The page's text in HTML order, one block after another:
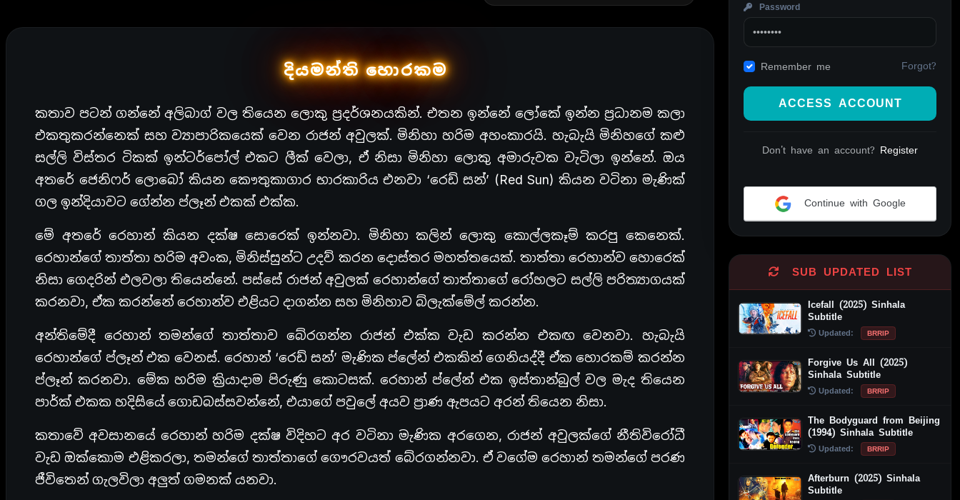
දියමන්ති හොරකම
කතාව පටන් ගන්නේ අලිබාග් වල තියෙන ලොකු ප්‍රදර්ශනයකින්. එතන ඉන්නේ ලෝකේ ඉන්න ප්‍රධානම කලා
එකතුකරන්නෙක් සහ ව්‍යාපාරිකයෙක් වෙන රාජන් අවුලක්. මිනිහා හරිම අහංකාරයි. හැබැයි මිනිහගේ කළු
සල්ලි විස්තර ටිකක් ඉන්ටර්පෝල් එකට ලීක් වෙලා, ඒ නිසා මිනිහා ලොකු අමාරුවක වැටිලා ඉන්නේ. ඔය
අතරේ ජෙනිෆර් ලොබෝ කියන කෞතුකාගාර භාරකාරිය එනවා ‘රෙඩ් සන්’ (Red Sun) කියන වටිනා මැණික්
ගල ඉන්දියාවට ගේන්න ප්ලෑන් එකක් එක්ක.
මේ අතරේ රෙහාන් කියන දක්ෂ සොරෙක් ඉන්නවා. මිනිහා කලින් ලොකු කොල්ලකෑම් කරපු කෙනෙක්.
රෙහාන්ගේ තාත්තා හරිම අවංක, මිනිස්සුන්ට උදව් කරන දොස්තර මහත්තයෙක්. තාත්තා රෙහාන්ව හොරෙක්
නිසා ගෙදරින් එලවලා තියෙන්නේ. පස්සේ රාජන් අවුලක් රෙහාන්ගේ තාත්තාගේ රෝහලට සල්ලි පරිත්‍යාගයක්
කරනවා, ඒක කරන්නේ රෙහාන්ව එළියට දාගන්න සහ මිනිහාව බ්ලැක්මේල් කරන්න.
අන්තිමේදී රෙහාන් තමන්ගේ තාත්තාව බේරගන්න රාජන් එක්ක වැඩ කරන්න එකඟ වෙනවා. හැබැයි
රෙහාන්ගේ ප්ලෑන් එක වෙනස්. රෙහාන් ‘රෙඩ් සන්’ මැණික ප්ලේන් එකකින් ගෙනියද්දී ඒක හොරකම් කරන්න
ප්ලෑන් කරනවා. මේක හරිම ක්‍රියාදාම පිරුණු කොටසක්. රෙහාන් ප්ලේන් එක ඉස්තාන්බුල් වල මැද තියෙන
පාර්ක් එකක හදිසියේ ගොඩබස්සවන්නේ, එයාගේ පවුලේ අයව ප්‍රාණ ඇපයට අරන් තියෙන නිසා.
කතාවේ අවසානයේ රෙහාන් හරිම දක්ෂ විදිහට අර වටිනා මැණික අරගෙන, රාජන් අවුලක්ගේ නීතිවිරෝධී
වැඩ ඔක්කොම එළිකරලා, තමන්ගේ තාත්තාගේ ගෞරවයත් බේරගන්නවා. ඒ වගේම රෙහාන් තමන්ගේ පරණ
ජීවිතෙන් ගැලවිලා අලුත් ගමනක් යනවා.
Password
Remember me Forgot?
ACCESS ACCOUNT
Don't have an account? Register
Continue with Google
SUB UPDATED LIST
Icefall (2025) Sinhala
Subtitle
Updated: BRRIP
Forgive Us All (2025)
Sinhala Subtitle
Updated: BRRIP
The Bodyguard from Beijing
(1994) Sinhala Subtitle
Updated: BRRIP
Afterburn (2025) Sinhala
Subtitle